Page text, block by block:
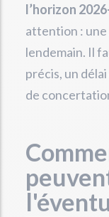
l’horizon
attention : une
lendemain. Il
précis, un
de